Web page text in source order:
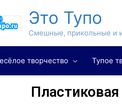
Это Тупо
Смешные, прикольные и
творчество Тупое